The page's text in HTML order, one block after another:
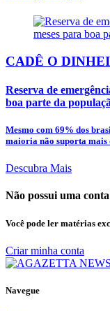
CADÊ O
Reserva de
boa parte da
Mesmo com 69% dos
maioria não suporta mais
Descubra Mais
Não possui uma
Você pode ler matérias
Criar minha conta
Navegue